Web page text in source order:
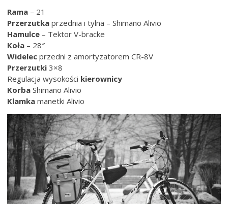
Rama – 21
Przerzutka przednia i tylna – Shimano Alivio
Hamulce – Tektor V-bracke
Koła – 28″
Widelec przedni z amortyzatorem CR-8V
Przerzutki 3×8
Regulacja wysokości kierownicy
Korba Shimano Alivio
Klamka manetki Alivio